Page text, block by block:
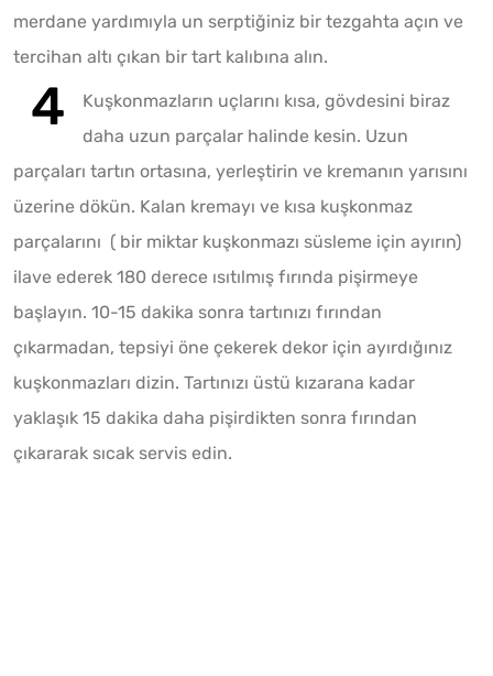
merdane yardımıyla un serptiğiniz bir tezgahta açın ve
tercihan altı çıkan bir tart kalıbına alın.
Kuşkonmazların uçlarını kısa, gövdesini biraz
daha uzun parçalar halinde kesin. Uzun
parçaları tartın ortasına, yerleştirin ve kremanın yarısını
üzerine dökün. Kalan kremayı ve kısa kuşkonmaz
parçalarını ( bir miktar kuşkonmazı süsleme için ayırın)
ilave ederek 180 derece ısıtılmış fırında pişirmeye
başlayın. 10-15 dakika sonra tartınızı fırından
çıkarmadan, tepsiyi öne çekerek dekor için ayırdığınız
kuşkonmazları dizin. Tartınızı üstü kızarana kadar
yaklaşık 15 dakika daha pişirdikten sonra fırından
çıkararak sıcak servis edin.